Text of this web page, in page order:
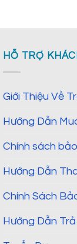
HỖ TRỢ
Giới Thiệu Về
Hướng Dẫn
Chính sách
Hướng Dẫn
Chính Sách
Hướng Dẫn